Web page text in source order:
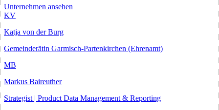
Unternehmen ansehen
KV
Katja von der Burg
Gemeinderätin Garmisch-Partenkirchen (Ehrenamt)
MB
Markus Baireuther
Strategist | Product Data Management & Reporting